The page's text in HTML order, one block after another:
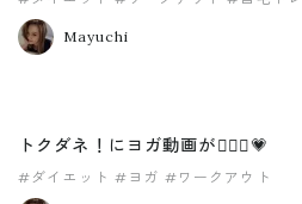
Mayuchi
トクダネ！にヨガ動画が🧘🏼‍♀️💗
#ダイエット #ヨガ #ワークアウト